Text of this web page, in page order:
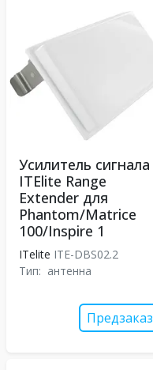
Усилитель сигнала
ITElite Range
Extender для
Phantom/Matrice
100/Inspire 1
ITelite ITE-DBS02.2
Тип: антенна
Предзаказ